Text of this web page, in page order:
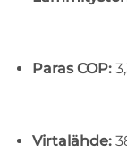
Paras COP:
Virtalähde: